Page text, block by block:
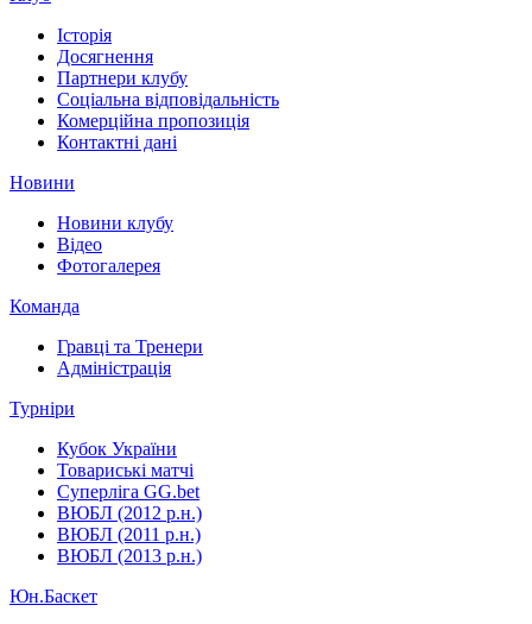
Історія
Досягнення
Партнери клубу
Соціальна відповідальність
Комерційна пропозиція
Контактні дані
Новини
Новини клубу
Відео
Фотогалерея
Команда
Гравці та Тренери
Адміністрація
Турніри
Кубок України
Товариські матчі
Суперліга GG.bet
ВЮБЛ (2012 р.н.)
ВЮБЛ (2011 р.н.)
ВЮБЛ (2013 р.н.)
Юн.Баскет